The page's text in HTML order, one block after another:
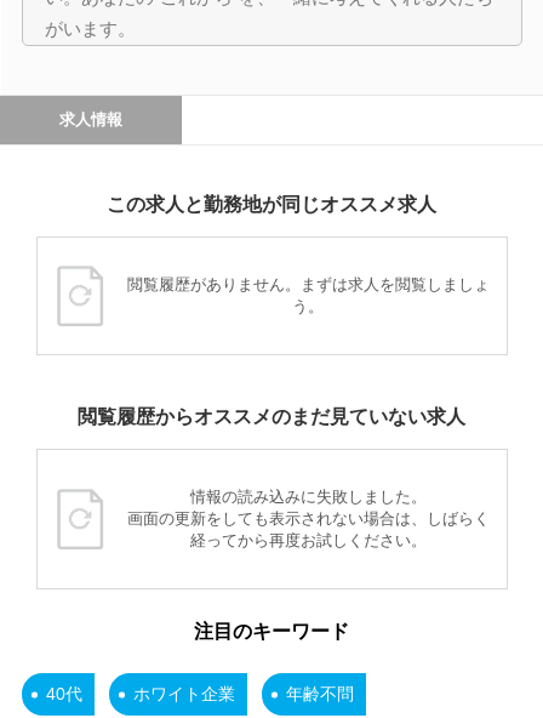
がいます。
求人情報
この求人と勤務地が同じオススメ求人
閲覧履歴がありません。まずは求人を閲覧しましょ
う。
閲覧履歴からオススメのまだ見ていない求人
情報の読み込みに失敗しました。
画面の更新をしても表示されない場合は、しばらく
経ってから再度お試しください。
注目のキーワード
40代 ホワイト企業 年齢不問